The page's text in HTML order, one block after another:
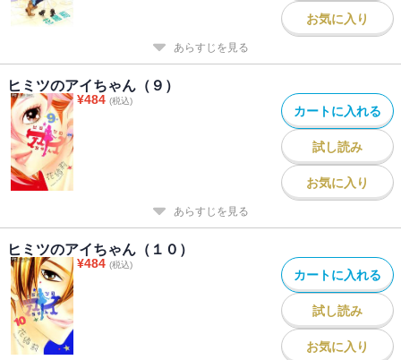
お気に入り
あらすじを見る
ヒミツのアイちゃん（９）
¥484 (税込)
カートに入れる
試し読み
お気に入り
あらすじを見る
ヒミツのアイちゃん（１０）
¥484 (税込)
カートに入れる
試し読み
お気に入り